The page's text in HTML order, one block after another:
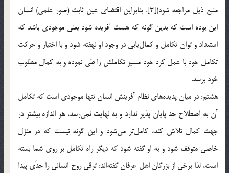
منبع ذيل مراجعه شود)[3]. بنابراين اقتضاي عين ثابت (صور علمي) انسان
اين بوده است كه بدين گونه كه هست آفريده شود يعني موجودي باشد كه
استعداد و توان تكامل و كمال‌يابي در وجود او نهفته شود و با اختيار و حركت
تكامل خود با عمل كرد خود مسير تكاملش را طي نموده و به كمال مطلوب
خود برسد.
هشتم: ‌در ميان پديده‌هاي نظام آفرينش انسان تنها موجودي است كه تكامل
آن به اصطلاح حد پايان پذير ندارد و به نهايت نمي‌رسد، هر اندازه بيشتر در
جهت كمال تلاش كند، كامل‌تر مي‌شود و اين گونه نيست كه در منزل
خاصي متوقف شود و به او گفته شود كه ديگر راه تكامل بر روي شما بسته
است، لذا برخي از بزرگان اهل عرفان گفته‌اند: ترقي روح انساني را حدّي پيدا